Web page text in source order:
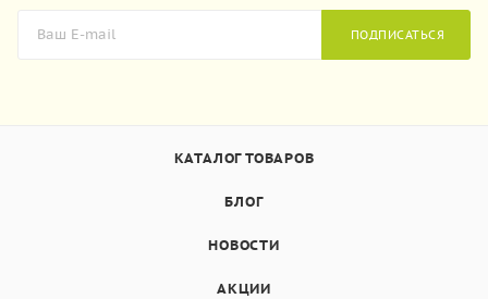
ПОДПИСАТЬСЯ
КАТАЛОГ ТОВАРОВ
БЛОГ
НОВОСТИ
АКЦИИ